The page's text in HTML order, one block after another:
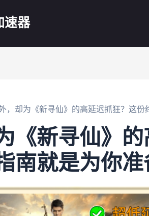
速器
，却为《新寻仙》的高延迟抓狂？这份
《新寻仙》
南就是为你准